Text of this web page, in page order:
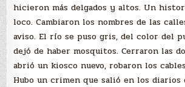
hicieron más delgados y altos. Un
loco. Cambiaron los nombres de las
aviso. El río se puso gris, del color del
dejó de haber mosquitos. Cerraron las
abrió un kiosco nuevo, robaron los
Hubo un crimen que salió en los diarios